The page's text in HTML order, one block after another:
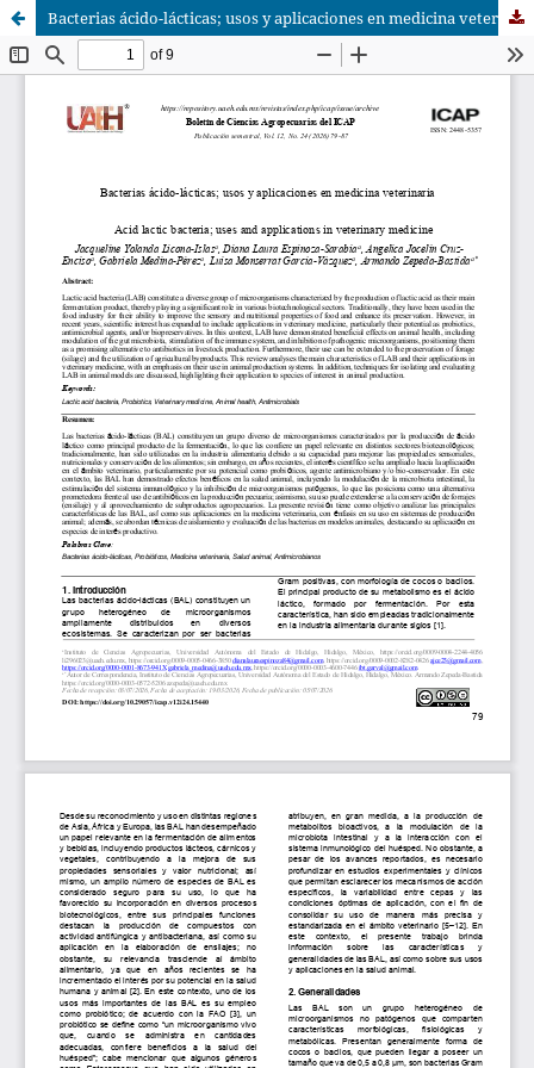
Bacterias ácido-lácticas; usos y aplicaciones en medicina veterinaria